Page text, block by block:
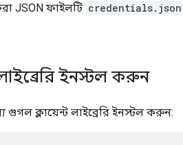
JSON ফাইলটি credentials.json
লাইব্রেরি ইনস্টল করুন
গুগল ক্লায়েন্ট লাইব্রেরি ইনস্টল করুন: